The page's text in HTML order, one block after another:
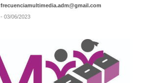
frecuenciamultimedia.adm@gmail.com
- 03/06/2023